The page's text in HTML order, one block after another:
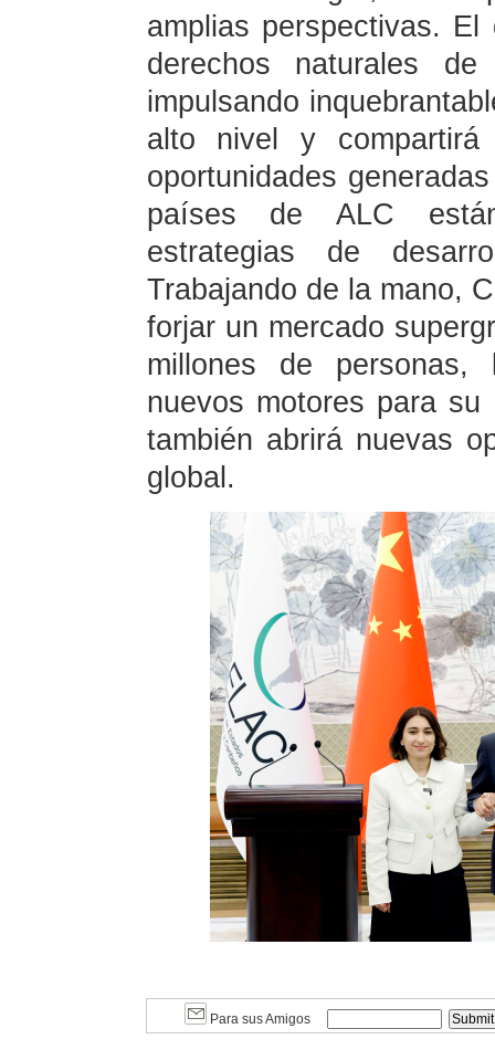
amplias perspectivas.
derechos naturales
impulsando
alto nivel y
oportunidades
países de ALC están
estrategias de
Trabajando de la mano,
forjar un mercado
millones de
nuevos motores para
también abrirá nuevas
global.
Para sus Amigos